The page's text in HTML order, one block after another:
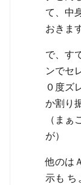
て、中
おきま
で、す
ンでセ
０度ズ
か割り
（ま
が）
他のは
示も ち